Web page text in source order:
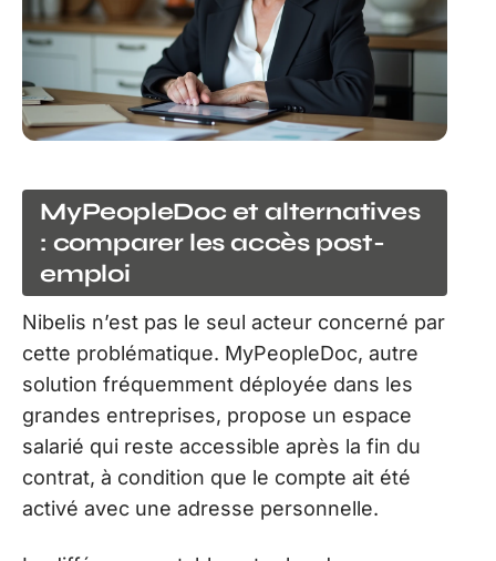
MyPeopleDoc et alternatives
: comparer les accès post-
emploi
Nibelis n’est pas le seul acteur concerné par
cette problématique. MyPeopleDoc, autre
solution fréquemment déployée dans les
grandes entreprises, propose un espace
salarié qui reste accessible après la fin du
contrat, à condition que le compte ait été
activé avec une adresse personnelle.